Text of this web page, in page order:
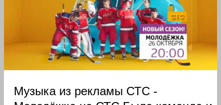
Музыка из рекламы СТС -